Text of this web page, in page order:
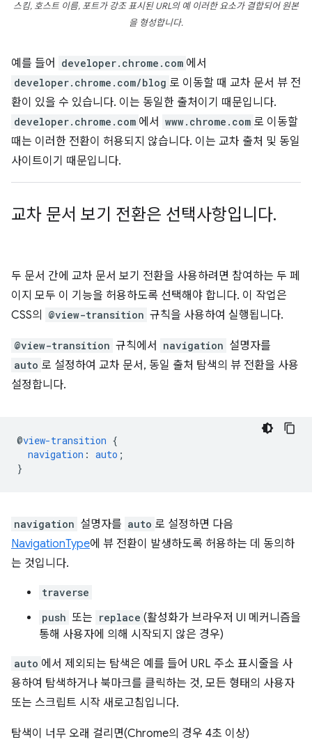
스킴, 호스트 이름, 포트가 강조 표시된 URL의 예 이러한 요소가 결합되어 원본
을 형성합니다.
예를 들어 developer.chrome.com 에서
developer.chrome.com/blog 로 이동할 때 교차 문서 뷰 전
환이 있을 수 있습니다. 이는 동일한 출처이기 때문입니다.
developer.chrome.com 에서 www.chrome.com 로 이동할
때는 이러한 전환이 허용되지 않습니다. 이는 교차 출처 및 동일
사이트이기 때문입니다.
교차 문서 보기 전환은 선택사항입니다.
두 문서 간에 교차 문서 보기 전환을 사용하려면 참여하는 두 페
이지 모두 이 기능을 허용하도록 선택해야 합니다. 이 작업은
CSS의
@view-transition 규칙을 사용하여 실행됩니다.
@view-transition 규칙에서 navigation 설명자를
auto 로 설정하여 교차 문서, 동일 출처 탐색의 뷰 전환을 사용
설정합니다.
@view-transition {
navigation : auto ;
}
navigation 설명자를 auto 로 설정하면 다음
NavigationType에 뷰 전환이 발생하도록 허용하는 데 동의하
는 것입니다.
traverse
push 또는 replace (활성화가 브라우저 UI 메커니즘을
통해 사용자에 의해 시작되지 않은 경우)
auto 에서 제외되는 탐색은 예를 들어 URL 주소 표시줄을 사
용하여 탐색하거나 북마크를 클릭하는 것, 모든 형태의 사용자
또는 스크립트 시작 새로고침입니다.
탐색이 너무 오래 걸리면(Chrome의 경우 4초 이상)